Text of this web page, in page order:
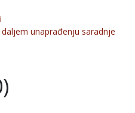
unaprađenju saradnje